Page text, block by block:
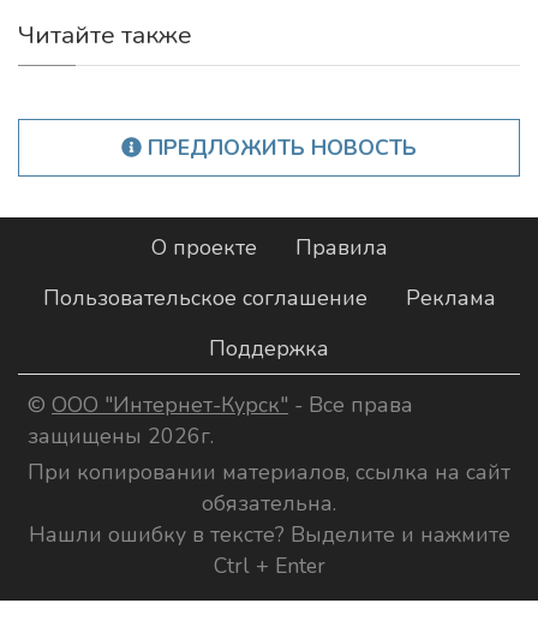
Читайте также
ПРЕДЛОЖИТЬ НОВОСТЬ
О проекте
Правила
Пользовательское соглашение
Реклама
Поддержка
© ООО "Интернет-Курск" - Все права
защищены 2026г.
При копировании материалов, ссылка на сайт
обязательна.
Нашли ошибку в тексте? Выделите и нажмите
Ctrl + Enter